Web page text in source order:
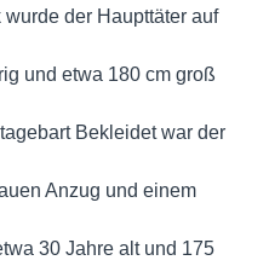
der Haupttäter auf
und etwa 180 cm groß
Bekleidet war der
Anzug und einem
30 Jahre alt und 175